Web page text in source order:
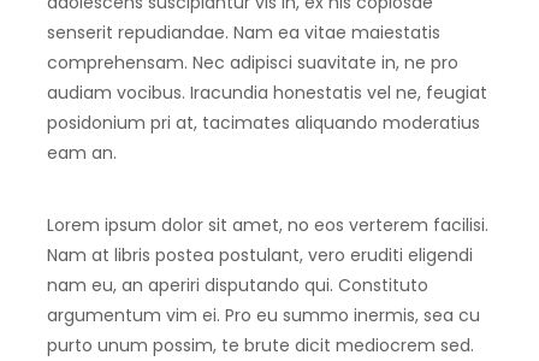
senserit repudiandae. Nam ea vitae maiestatis
comprehensam. Nec adipisci suavitate in, ne pro
audiam vocibus. Iracundia honestatis vel ne, feugiat
posidonium pri at, tacimates aliquando moderatius
eam an.
Lorem ipsum dolor sit amet, no eos verterem facilisi.
Nam at libris postea postulant, vero eruditi eligendi
nam eu, an aperiri disputando qui. Constituto
argumentum vim ei. Pro eu summo inermis, sea cu
purto unum possim, te brute dicit mediocrem sed.